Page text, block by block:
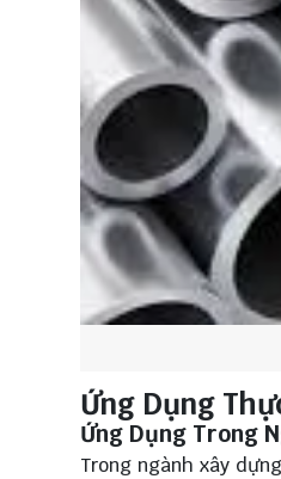
Ứng Dụng
Ứng Dụng Trong
Trong ngành xây